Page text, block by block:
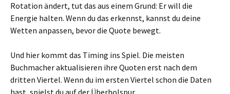
Rotation ändert, tut das aus einem Grund: Er will die
Energie halten. Wenn du das erkennst, kannst du deine
Wetten anpassen, bevor die Quote bewegt.
Und hier kommt das Timing ins Spiel. Die meisten
Buchmacher aktualisieren ihre Quoten erst nach dem
dritten Viertel. Wenn du im ersten Viertel schon die Daten
hast, spielst du auf der Überholspur.